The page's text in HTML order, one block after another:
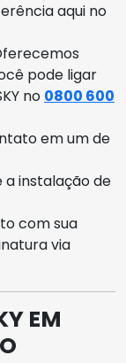
aqui no
pode ligar
no 0800 600
em um de
instalação de
com sua
via
EM